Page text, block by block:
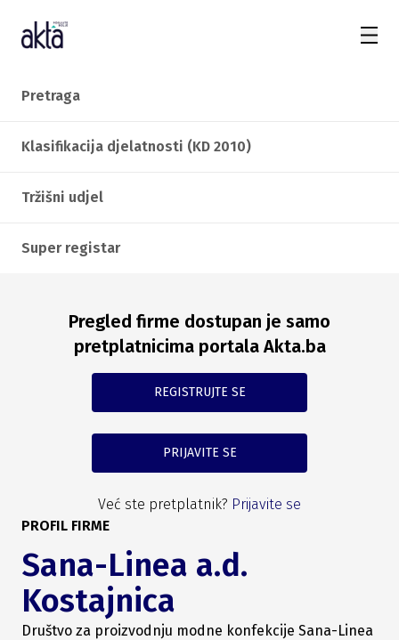
Pretraga
Klasifikacija djelatnosti (KD 2010)
Tržišni udjel
Super registar
Pregled firme dostupan je samo
pretplatnicima portala Akta.ba
REGISTRUJTE SE
PRIJAVITE SE
Već ste pretplatnik? Prijavite se
PROFIL FIRME
Sana-Linea a.d.
Kostajnica
Društvo za proizvodnju modne konfekcije Sana-Linea